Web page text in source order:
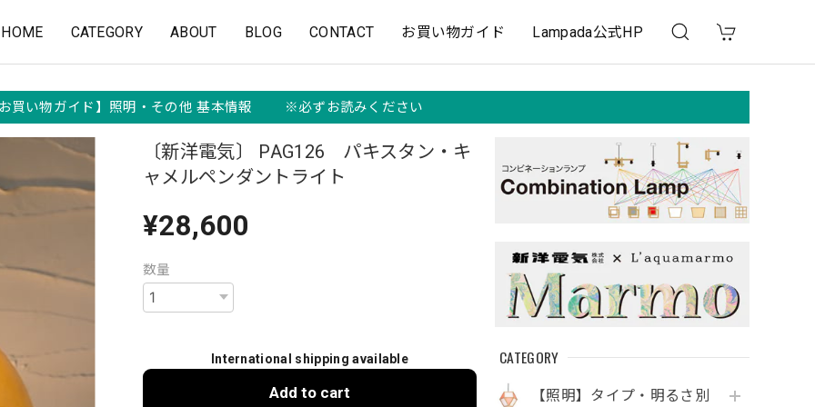
HOME CATEGORY ABOUT BLOG CONTACT お買い物ガイド Lampada公式HP
買い物ガイド】照明・その他 基本情報 ※必ずお読みください
CATEGORY
【照明】タイプ・明るさ別
〔新洋電気〕 PAG126 パキスタン・キ
ャメルペンダントライト
¥28,600
数量
International shipping available
Add to cart